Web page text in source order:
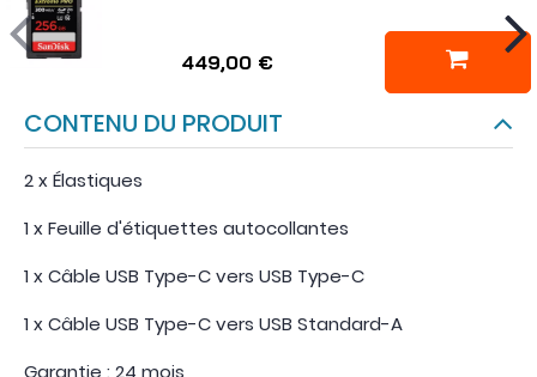
449,00 €
CONTENU DU PRODUIT
2 x Élastiques
1 x Feuille d'étiquettes autocollantes
1 x Câble USB Type-C vers USB Type-C
1 x Câble USB Type-C vers USB Standard-A
Garantie : 24 mois